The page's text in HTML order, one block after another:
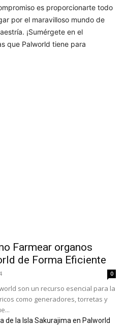
es proporcionarte todo
por el maravilloso mundo de
¡Sumérgete en el
que Palworld tiene para
Farmear organos
de Forma Eficiente
0
son un recurso esencial para la
como generadores, torretas y
de la Isla Sakurajima en Palworld